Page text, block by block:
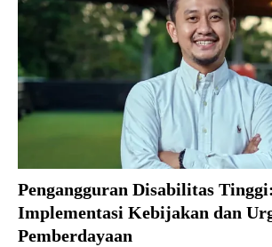
Pengangguran Disabilitas
Implementasi Kebijakan dan
Pemberdayaan